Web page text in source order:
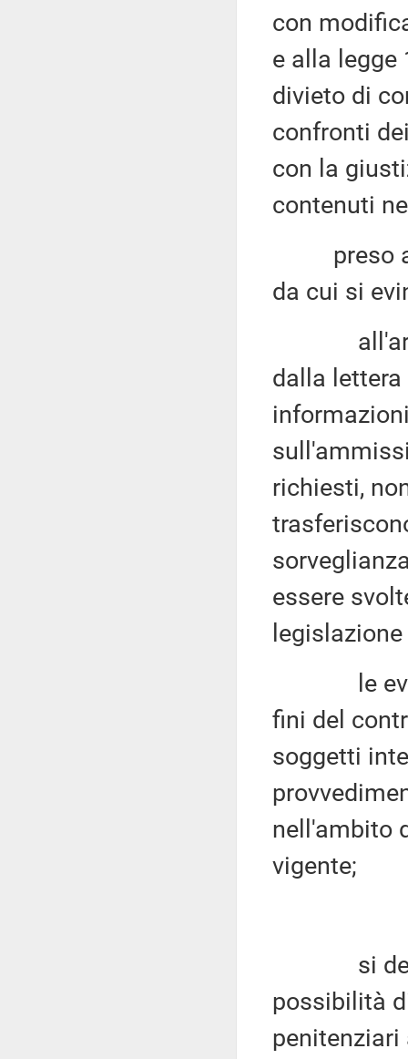
con
e alla legge
divieto di
confronti
con la
contenuti
preso
da cui si
dalla lettera
richiesti,
essere
le
fini del
soggetti
nell'ambito
vigente;
si deve
possibilità